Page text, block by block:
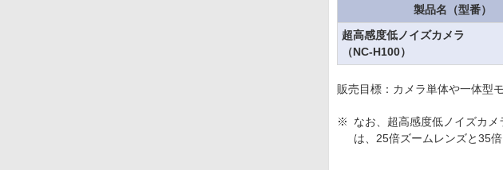
製品名（型番）
超高感度低ノイズカメラ
（NC-H100）
販売目標：カメラ単体や一体型
※
なお、超高感度低ノイズカ
は、25倍ズームレンズと35